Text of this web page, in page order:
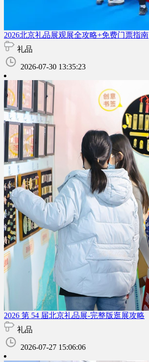
2026北京礼品展观展全攻略+免费门票指南
礼品
2026-07-30 13:35:23
2026 第 54 届北京礼品展-完整版逛展攻略
礼品
2026-07-27 15:06:06